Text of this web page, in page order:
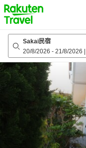
to
top
page
Sakai民宿
20/8/2026 - 21/8/2026